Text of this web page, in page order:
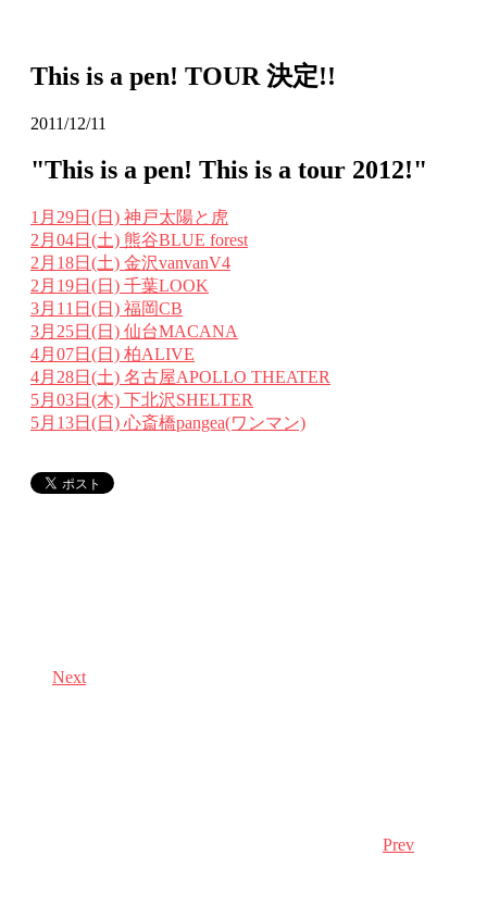
This is a pen! TOUR 決定!!
2011/12/11
"This is a pen! This is a tour 2012!"
1月29日(日) 神戸太陽と虎
2月04日(土) 熊谷BLUE forest
2月18日(土) 金沢vanvanV4
2月19日(日) 千葉LOOK
3月11日(日) 福岡CB
3月25日(日) 仙台MACANA
4月07日(日) 柏ALIVE
4月28日(土) 名古屋APOLLO THEATER
5月03日(木) 下北沢SHELTER
5月13日(日) 心斎橋pangea(ワンマン)
Next
Prev